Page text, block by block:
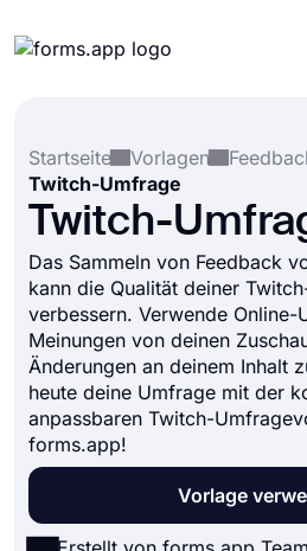
Integrationen
Vorlagen
Ressourcen
Preise
Startseite
Vorlagen
Twitch-Umfrage
Twitch-
Das Sammeln von Feedback
kann die Qualität deiner
verbessern. Verwende Online-
Meinungen von deinen
Änderungen an deinem Inhalt
heute deine Umfrage mit der
anpassbaren Twitch-
forms.app!
Vorlage